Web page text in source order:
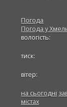
Погода
Погода у
вологість:
тиск:
вітер:
на сьогодні
містах